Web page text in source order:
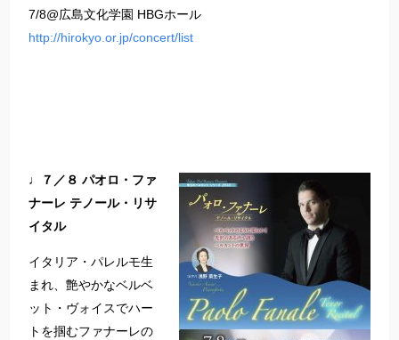
7/8@広島文化学園 HBGホール
http://hirokyo.or.jp/concert/list
♩７／８ パオロ・ファ
ナーレ テノール・リサ
イタル
イタリア・パレルモ生
まれ、艶やかなベルベ
ット・ヴォイスでハー
トを掴むファナーレの